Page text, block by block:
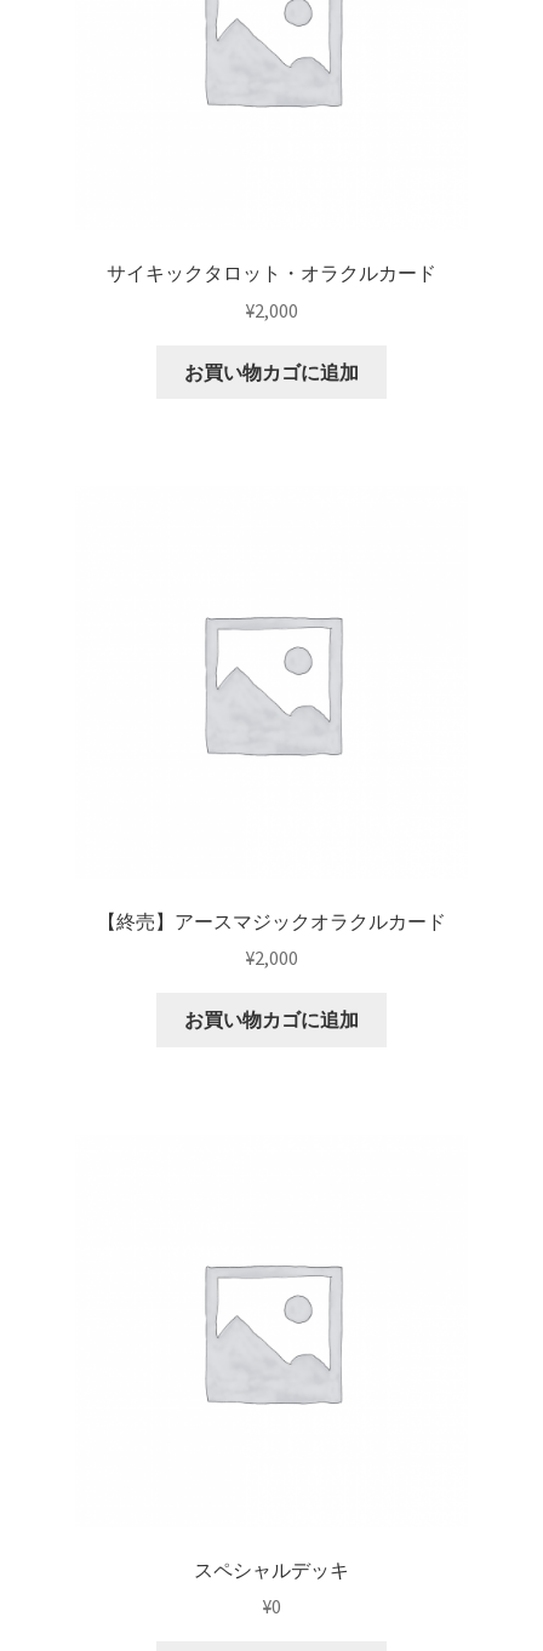
サイキックタロット・オラクルカード
¥2,000
お買い物カゴに追加
【終売】アースマジックオラクルカード
¥2,000
お買い物カゴに追加
スペシャルデッキ
¥0